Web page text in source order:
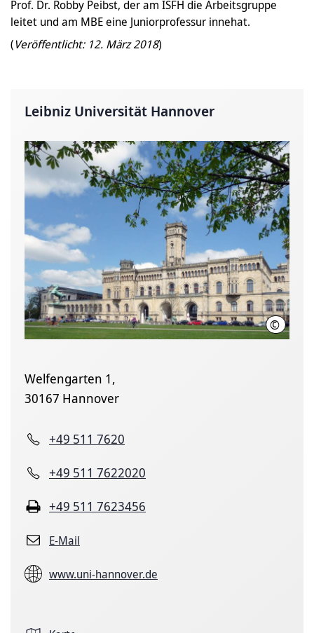
Prof. Dr. Robby Peibst, der am ISFH die Arbeitsgruppe
leitet und am MBE eine Juniorprofessur innehat.
(Veröffentlicht: 12. März 2018)
Leibniz Universität Hannover
© Leibniz
Welfengarten 1,
30167 Hannover
+49 511 7620
+49 511 7622020
+49 511 7623456
E-Mail
www.uni-hannover.de